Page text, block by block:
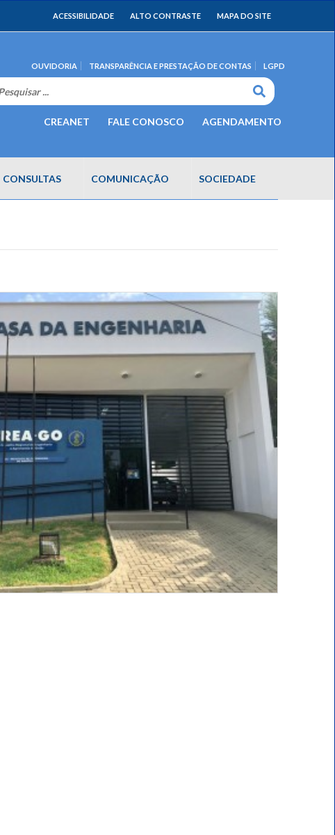
ACESSIBILIDADE ALTO CONTRASTE MAPA DO SITE
OUVIDORIA TRANSPARÊNCIA E PRESTAÇÃO DE CONTAS LGPD
CREANET FALE CONOSCO AGENDAMENTO
CONSULTAS COMUNICAÇÃO SOCIEDADE